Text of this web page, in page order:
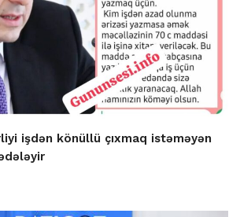
işdən könüllü çıxmaq istəməyən